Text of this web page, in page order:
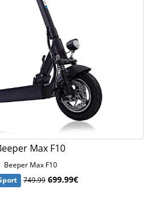
Max F10
Beeper Max F10
749.99 699.99€